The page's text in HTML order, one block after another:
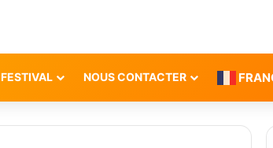
FESTIVAL NOUS CONTACTER